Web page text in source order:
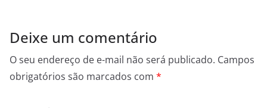
Deixe um comentário
O seu endereço de e-mail não será publicado. Campos
obrigatórios são marcados com *